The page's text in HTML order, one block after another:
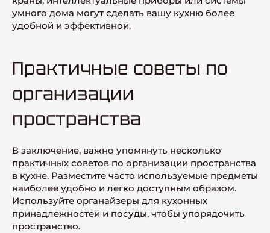
умного дома могут сделать вашу кухню более
удобной и эффективной.
Практичные советы по
организации
пространства
В заключение, важно упомянуть несколько
практичных советов по организации пространства
в кухне. Разместите часто используемые предметы
наиболее удобно и легко доступным образом.
Используйте органайзеры для кухонных
принадлежностей и посуды, чтобы упорядочить
пространство.